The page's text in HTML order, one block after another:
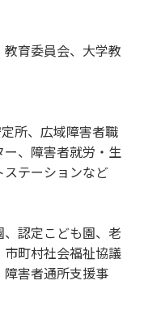
育委員会、大学教
所、広域障害者職
、障害者就労・生
テーションなど
認定こども園、老
町村社会福祉協議
害者通所支援事